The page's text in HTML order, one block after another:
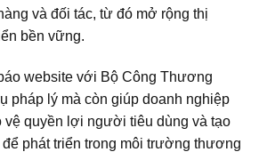
và đối tác, từ đó mở rộng thị
bền vững.
website với Bộ Công Thương
pháp lý mà còn giúp doanh nghiệp
vệ quyền lợi người tiêu dùng và tạo
phát triển trong môi trường thương